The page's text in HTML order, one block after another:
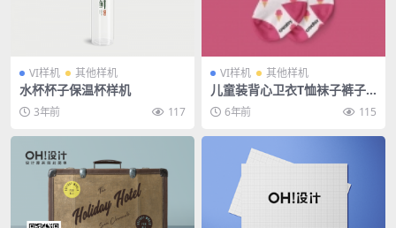
VI样机 其他样机
水杯杯子保温杯样机
3年前 117
VI样机 其他样机
儿童装背心卫衣T恤袜子裤子
手套长袖样机
6年前 115